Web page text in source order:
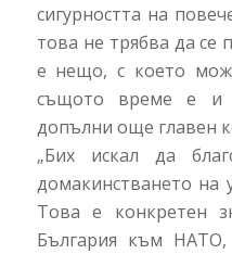
сигурността на
това не трябва да се
е нещо, с което
същото време е и
допълни още главен
„Бих искал да
домакинстването на
Това е конкретен
България към